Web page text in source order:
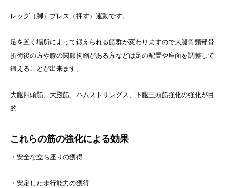
レッグ（脚）プレス（押す）運動です。
足を置く場所によって鍛えられる筋群が変わりますので大腿骨頸部骨
折術後の方や膝の関節拘縮がある方などは足の配置や座面を調整して
鍛えることが出来ます。
大腿四頭筋、大殿筋、ハムストリングス、下腿三頭筋強化の強化が目
的
これらの筋の強化による効果
・安全な立ち座りの獲得
・安定した歩行能力の獲得